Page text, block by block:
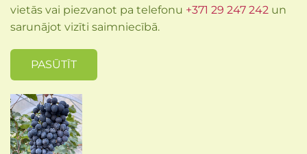
vietās vai piezvanot pa telefonu +371 29 247 242 un
sarunājot vizīti saimniecībā.
PASŪTĪT